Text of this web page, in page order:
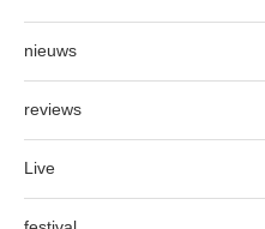
nieuws
reviews
Live